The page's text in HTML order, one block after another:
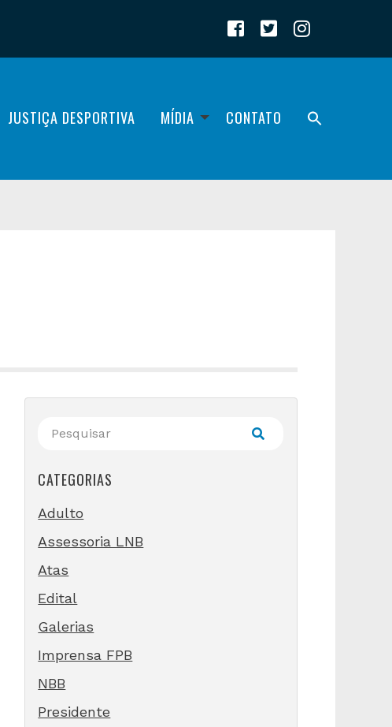
JUSTIÇA DESPORTIVA MÍDIA CONTATO
CATEGORIAS
Adulto
Assessoria LNB
Atas
Edital
Galerias
Imprensa FPB
NBB
Presidente